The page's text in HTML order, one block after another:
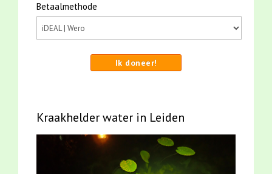
Betaalmethode
Ik doneer!
Kraakhelder water in Leiden